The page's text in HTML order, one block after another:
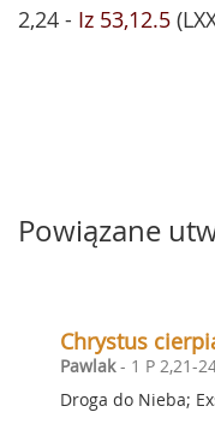
2,24 - Iz 53,12.5
Powiązane
Chrystus
Pawlak- 1 P 2,21-
Droga do Nieba;